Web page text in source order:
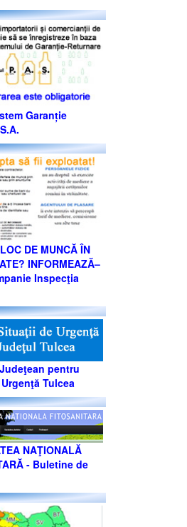
Garanție
DE MUNCĂ ÎN
INFORMEAZĂ–
Inspecţia
pentru
Tulcea
NAŢIONALĂ
- Buletine de